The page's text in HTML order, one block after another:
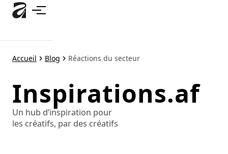
Accéder
principal
Accueil Blog Réactions du secteur
Inspirations.af
Un hub d’inspiration pour
les créatifs, par des créatifs